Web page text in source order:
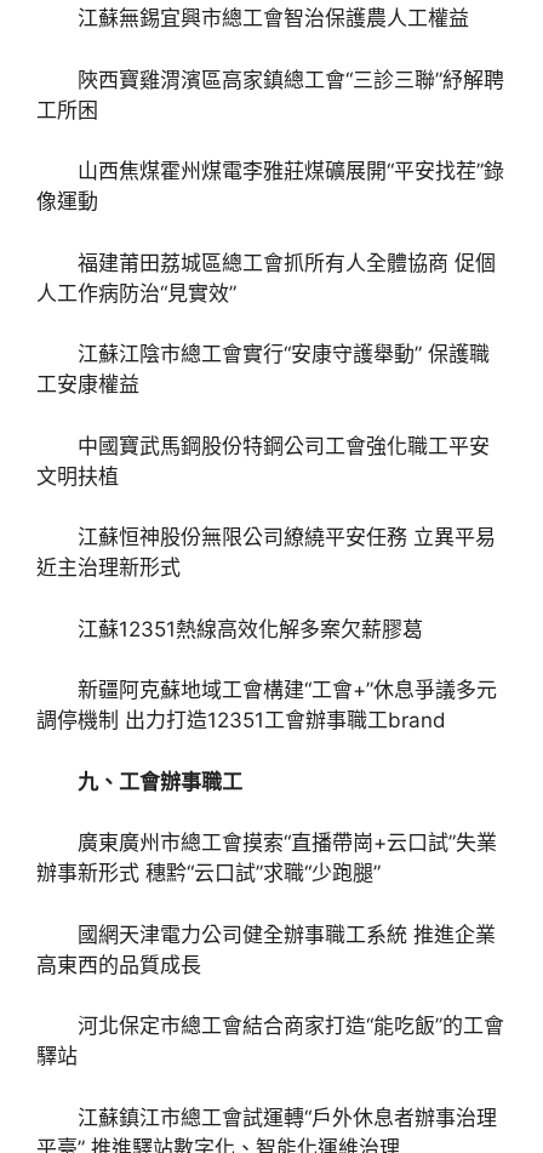
江蘇無錫宜興市總工會智治保護農人工權益
陜西寶雞渭濱區高家鎮總工會“三診三聯”紓解聘
工所困
山西焦煤霍州煤電李雅莊煤礦展開“平安找茬”錄
像運動
福建莆田荔城區總工會抓所有人全體協商 促個
人工作病防治“見實效”
江蘇江陰市總工會實行“安康守護舉動” 保護職
工安康權益
中國寶武馬鋼股份特鋼公司工會強化職工平安
文明扶植
江蘇恒神股份無限公司繚繞平安任務 立異平易
近主治理新形式
江蘇12351熱線高效化解多案欠薪膠葛
新疆阿克蘇地域工會構建“工會+”休息爭議多元
調停機制 出力打造12351工會辦事職工brand
九、工會辦事職工
廣東廣州市總工會摸索“直播帶崗+云口試”失業
辦事新形式 穗黔“云口試”求職“少跑腿”
國網天津電力公司健全辦事職工系統 推進企業
高東西的品質成長
河北保定市總工會結合商家打造“能吃飯”的工會
驛站
江蘇鎮江市總工會試運轉“戶外休息者辦事治理
平臺” 推進驛站數字化、智能化運維治理